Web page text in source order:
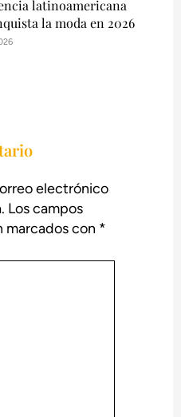
latinoamericana
la moda en 2026
electrónico
Los campos
marcados con *